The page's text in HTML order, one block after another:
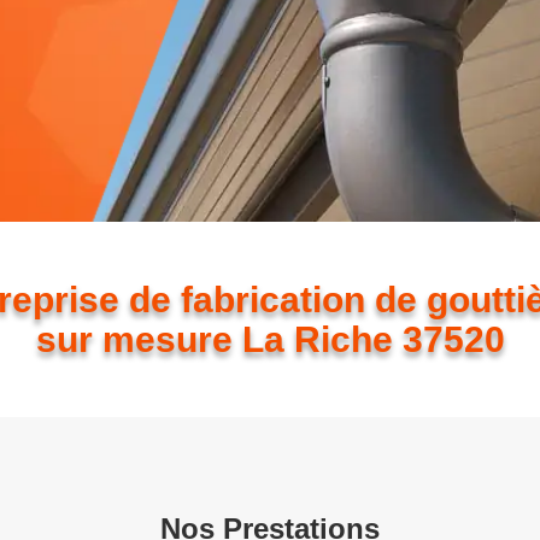
de fabrication de
sur mesure La Riche 37520
Nos Prestations